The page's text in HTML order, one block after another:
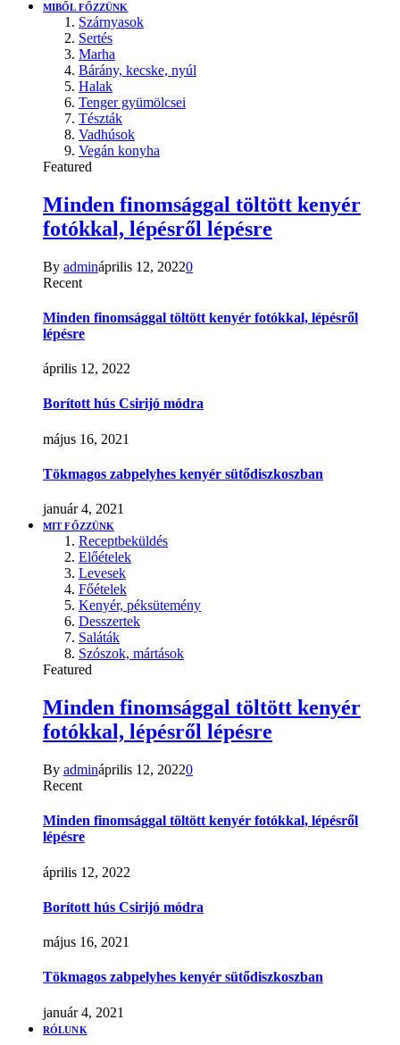
MIBŐL FŐZZÜNK
Szárnyasok
Sertés
Marha
Bárány, kecske, nyúl
Halak
Tenger gyümölcsei
Tészták
Vadhúsok
Vegán konyha
Featured
Minden finomsággal töltött kenyér
fotókkal, lépésről lépésre
By admináprilis 12, 20220
Recent
Minden finomsággal töltött kenyér fotókkal, lépésről
lépésre
április 12, 2022
Borított hús Csirijó módra
május 16, 2021
Tökmagos zabpelyhes kenyér sütődiszkoszban
január 4, 2021
MIT FŐZZÜNK
Receptbeküldés
Előételek
Levesek
Főételek
Kenyér, péksütemény
Desszertek
Saláták
Szószok, mártások
Featured
Minden finomsággal töltött kenyér
fotókkal, lépésről lépésre
By admináprilis 12, 20220
Recent
Minden finomsággal töltött kenyér fotókkal, lépésről
lépésre
április 12, 2022
Borított hús Csirijó módra
május 16, 2021
Tökmagos zabpelyhes kenyér sütődiszkoszban
január 4, 2021
RÓLUNK